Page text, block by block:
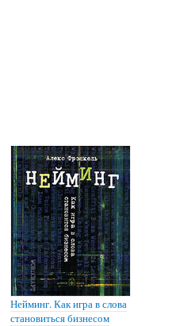
Нейминг. Как игра в слова
становиться бизнесом